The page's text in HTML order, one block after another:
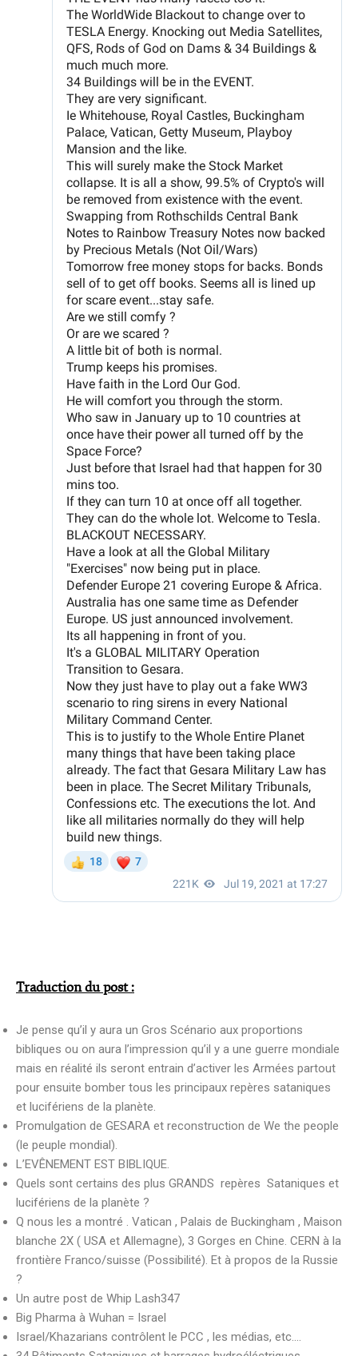
Traduction du post :
Je pense qu’il y aura un Gros Scénario aux proportions
bibliques ou on aura l’impression qu’il y a une guerre mondiale
mais en réalité ils seront entrain d’activer les Armées partout
pour ensuite bomber tous les principaux repères sataniques
et lucifériens de la planète.
Promulgation de GESARA et reconstruction de We the people
(le peuple mondial).
L’EVÊNEMENT EST BIBLIQUE.
Quels sont certains des plus GRANDS repères Sataniques et
lucifériens de la planète ?
Q nous les a montré . Vatican , Palais de Buckingham , Maison
blanche 2X ( USA et Allemagne), 3 Gorges en Chine. CERN à la
frontière Franco/suisse (Possibilité). Et à propos de la Russie
?
Un autre post de Whip Lash347
Big Pharma à Wuhan = Israel
Israel/Khazarians contrôlent le PCC , les médias, etc….